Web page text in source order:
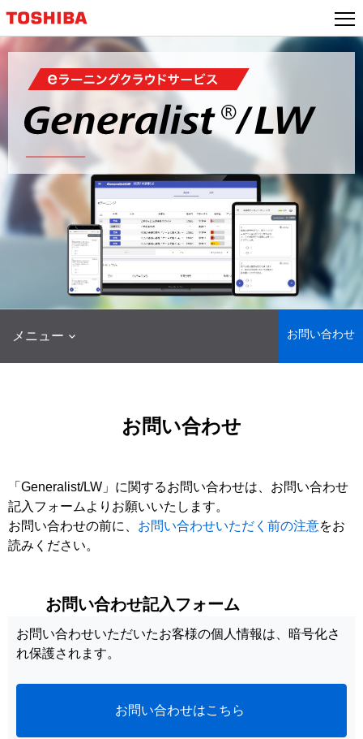
へ
ジ
ャ
プ
メニュー お問い合わせ
お問い合わせ
「Generalist/LW」に関するお問い合わせは、お問い合わせ
記入フォームよりお願いいたします。
お問い合わせの前に、 お問い合わせいただく前の注意をお
読みください。
お問い合わせ記入フォーム
お問い合わせいただいたお客様の個人情報は、暗号化さ
れ保護されます。
お問い合わせはこちら